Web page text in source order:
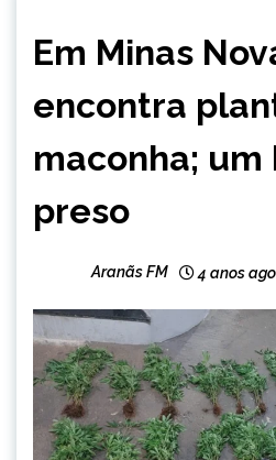
MINAS
NOTÍCIAS
Em Minas
encontra
maconha;
preso
Aranãs FM 4 anos ago